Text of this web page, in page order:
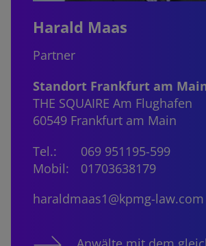
Harald Maas
Partner
Standort Frankfurt am
THE SQUAIRE Am Flughafen
60549 Frankfurt am Main
Tel.:
069 951195-599
Mobil:
01703638179
haraldmaas1@kpmg-law.com